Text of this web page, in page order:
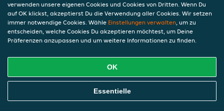
Magnum Mandel
3,80 €
inkl. Pfand (0,00 €)
Magnum Yoghurt und Raspberry
Online Essen Bestellen
verwenden unsere eigenen Cookies und Cookies von Dritten. Wenn Du
auf OK klickst, akzeptierst Du die Verwendung aller Cookies. Wir setzen
immer notwendige Cookies. Wähle Einstellungen verwalten, um zu
entscheiden, welche Cookies Du akzeptieren möchtest, um Deine
Präferenzen anzupassen und um weitere Informationen zu finden.
OK
Essentielle